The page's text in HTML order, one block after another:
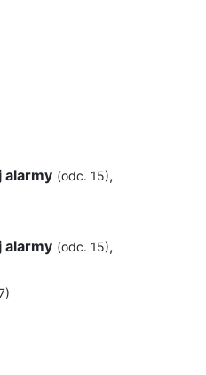
alarmy (odc. 15),
alarmy (odc. 15),